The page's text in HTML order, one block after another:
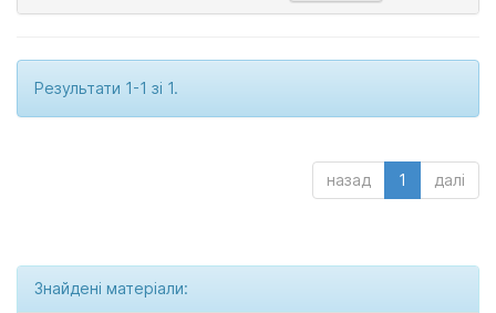
Результати 1-1 зі 1.
назад 1 далі
Знайдені матеріали: